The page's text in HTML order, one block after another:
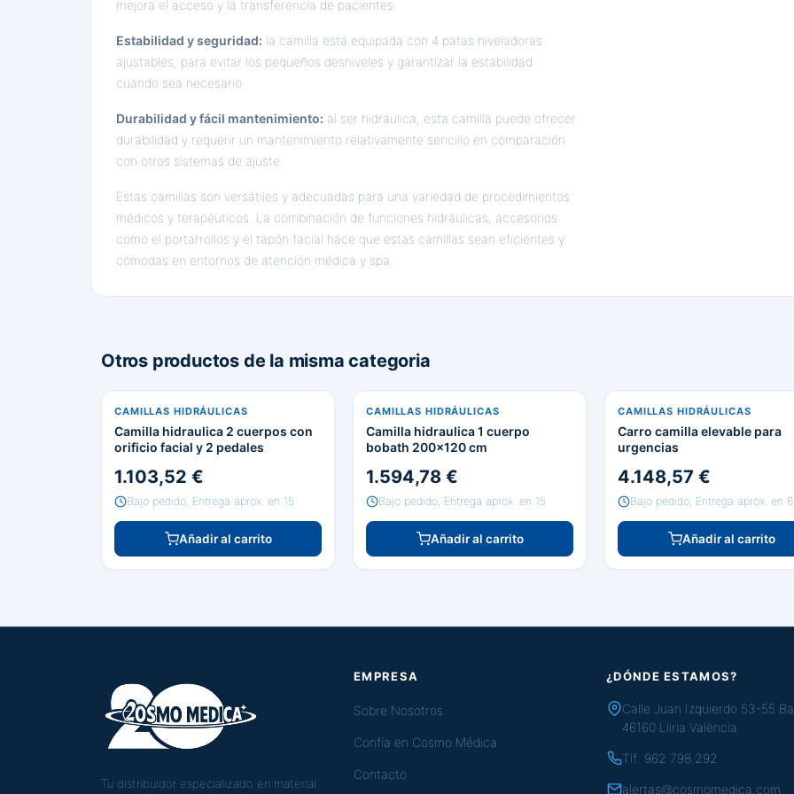
mejora el acceso y la transferencia de pacientes.
Estabilidad y seguridad: la camilla está equipada con 4 patas niveladoras
ajustables, para evitar los pequeños desniveles y garantizar la estabilidad
cuando sea necesario.
Durabilidad y fácil mantenimiento: al ser hidráulica, esta camilla puede ofrecer
durabilidad y requerir un mantenimiento relativamente sencillo en comparación
con otros sistemas de ajuste.
Estas camillas son versátiles y adecuadas para una variedad de procedimientos
médicos y terapéuticos. La combinación de funciones hidráulicas, accesorios
como el portarrollos y el tapón facial hace que estas camillas sean eficientes y
cómodas en entornos de atención médica y spa.
Otros productos de la misma categoria
CAMILLAS HIDRÁULICAS
Camilla hidraulica 2 cuerpos con
orificio facial y 2 pedales
1.103,52 €
Bajo pedido, Entrega aprox. en 15
Añadir al carrito
CAMILLAS HIDRÁULICAS
Camilla hidraulica 1 cuerpo
bobath 200x120 cm
1.594,78 €
Bajo pedido, Entrega aprox. en 15
Añadir al carrito
CAMILLAS HIDRÁULICAS
Carro camilla elevable para
urgencias
4.148,57 €
Bajo pedido, Entrega aprox. en
Añadir al carrito
Tu distribuidor especializado en material
EMPRESA
Sobre Nosotros
Confía en Cosmo Médica
Contacto
¿DÓNDE ESTAMOS?
Calle Juan Izquierdo 53-55
46160 Lliria València
Tlf: 962 798 292
alertas@cosmomedica.com